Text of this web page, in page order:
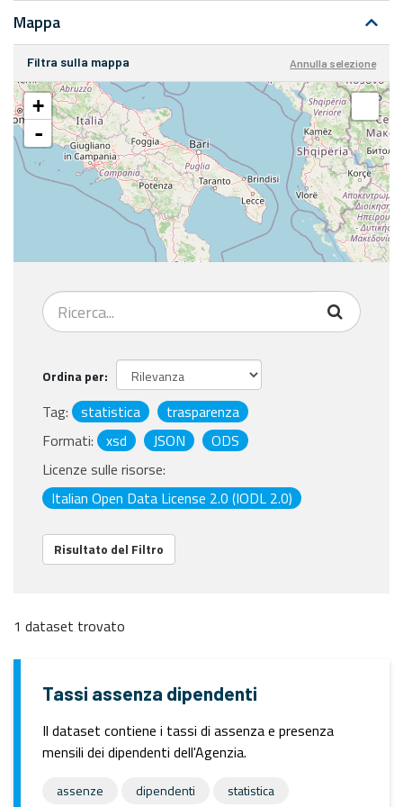
Mappa
Filtra sulla mappa Annulla selezione
+
-
Ordina per
Tag: statistica
trasparenza
Formati:
xsd JSON
ODS
Licenze sulle risorse:
Italian Open Data License 2.0 (IODL 2.0)
Risultato del Filtro
1 dataset trovato
Tassi assenza dipendenti
Il dataset contiene i tassi di assenza e presenza
mensili dei dipendenti dell'Agenzia.
assenze dipendenti statistica